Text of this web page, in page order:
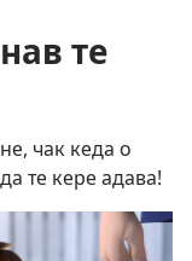
те
чак кеда о
те кере адава!